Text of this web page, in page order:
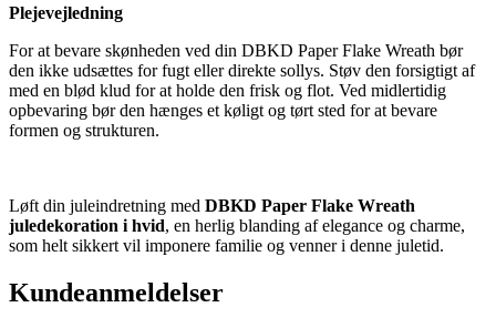
Plejevejledning
For at bevare skønheden ved din DBKD Paper Flake Wreath bør
den ikke udsættes for fugt eller direkte sollys. Støv den forsigtigt af
med en blød klud for at holde den frisk og flot. Ved midlertidig
opbevaring bør den hænges et køligt og tørt sted for at bevare
formen og strukturen.
Løft din juleindretning med DBKD Paper Flake Wreath
juledekoration i hvid, en herlig blanding af elegance og charme,
som helt sikkert vil imponere familie og venner i denne juletid.
Kundeanmeldelser